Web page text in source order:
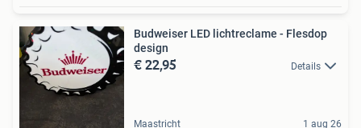
Budweiser LED lichtreclame - Flesdop
design
€ 22,95 Details
Maastricht 1 aug 26